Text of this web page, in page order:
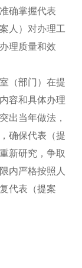
确掌握代表
人）对办理工
理质量和效
（部门）在提
容和具体办理
出当年做法，
确保代表（提
新研究，争取
内严格按照人
代表（提案
环境局